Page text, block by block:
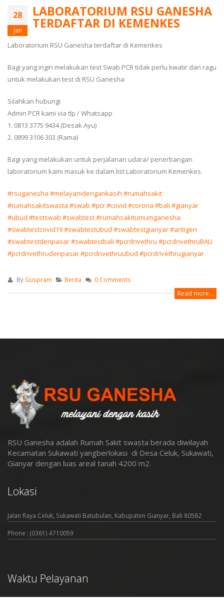
28
Jan
LABORATORIUM RSU GANESHA
TERDAFTAR DI KEMENKES
Laboratorium RSU Ganesha terdaftar di Kemenkes
Bagi yang ingin melakukan test Swab PCR tidak perlu kwatir dan ragu
untuk melakukan test di RSU Ganesha
Silahkan hubungi
Admin PCR kami via tlp / Whatsapp
1. 0813 3775 9434 (Desak Ayu)
2. 0899 3106 303 (Rama)
Bagi yang melakukan untuk perjalanan udara/ penerbangan
laboratorium kami masuk ke dalam list Laboratorium Kemenkes.
#rsuganesha #melayanidengankasih #rumahsakit
#rumahsakitswasta #swab #pcr#covid #corona #bali #gianyar
#ubud #testswab #swabtest#rumahsakitumumganesha
#swabtestcovid19#swabtestubud #swabtestgianyar#antigen
#swabtestdenpasar#swabtestbali #pcrdrivethru #pcrdrivethruBALI
#pcrdrivethrudenpasar#pcrdrivethruubud #pcrdrivethrugianyar
By Guspram Berita 0 Comments
Read more...
RSU Ganesha adalah Rumah Sakit swasta berada diwilayah
Kecamatan Sukawati yangberlokasi di Desa Celuk, Sukawati,
Gianyar dengan luas areal tanah 4200 m2.
Lokasi
Jalan Raya Celuk, Sukawati Batubulan, Kabupaten Gianyar, Bali 80582
Phone : (0361) 4710059
Waktu Pelayanan